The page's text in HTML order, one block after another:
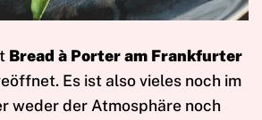
Bread à Porter am Frankfurter
Es ist also vieles noch im
weder der Atmosphäre noch